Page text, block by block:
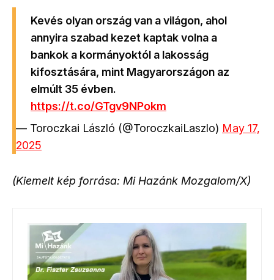
Kevés olyan ország van a világon, ahol
annyira szabad kezet kaptak volna a
bankok a kormányoktól a lakosság
kifosztására, mint Magyarországon az
elmúlt 35 évben.
https://t.co/GTgv9NPokm
— Toroczkai László (@ToroczkaiLaszlo) May 17,
2025
(Kiemelt kép forrása: Mi Hazánk Mozgalom/X)